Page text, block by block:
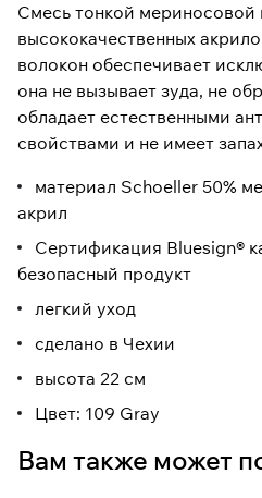
Смесь тонкой мериносовой
высококачественных
волокон обеспечивает
она не вызывает зуда, не
обладает естественными
свойствами и не имеет
материал Schoeller 50%
акрил
Сертификация Bluesign®
безопасный продукт
легкий уход
сделано в Чехии
высота 22 см
Цвет: 109 Gray
Вам также может